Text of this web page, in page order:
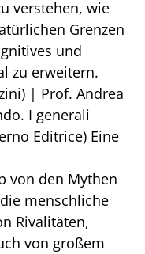
verstehen, wie
Grenzen
und
zu erweitern.
| Prof. Andrea
I generali
Editrice) Eine
von den Mythen
menschliche
Rivalitäten,
von großem